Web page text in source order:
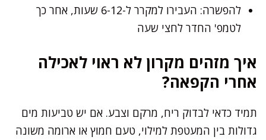
להפשרה: העבירו למקרר ל-6-12 שעות, אחר כך
לטמפ' החדר לחצי שעה
איך מזהים מקרון לא ראוי לאכילה
אחרי הקפאה?
תמיד כדאי לבדוק ריח, מרקם וצבע. אם יש טביעות מים
גדולות בין המעטפת למילוי, טעם חמוץ או ארומה משונה